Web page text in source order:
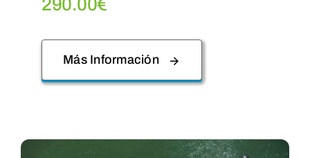
290.00€
Más Información